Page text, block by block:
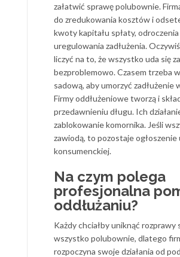
załatwić sprawę polubownie.
do zredukowania kosztów i
kwoty kapitału spłaty,
uregulowania zadłużenia.
liczyć na to, że wszystko uda się
bezproblemowo. Czasem trzeba
sadową, aby umorzyć zadłużenie
Firmy oddłużeniowe tworzą i
przedawnieniu długu. Ich
zablokowanie komornika. Jeśli
zawiodą, to pozostaje ogłoszenie
konsumenckiej.
Na czym polega
profesjonalna
oddłużaniu?
Każdy chciałby uniknąć rozprawy
wszystko polubownie, dlatego
rozpoczyna swoje działania od